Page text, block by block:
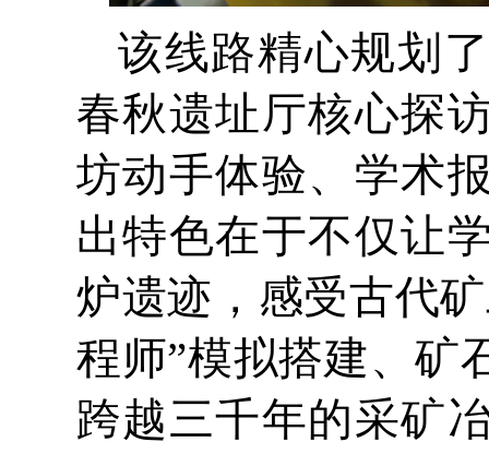
该线路精心规划
春秋遗址厅核心探
坊动手体验、学术
出特色在于不仅让
炉遗迹，感受古代
程师”模拟搭建、矿
跨越三千年的采矿